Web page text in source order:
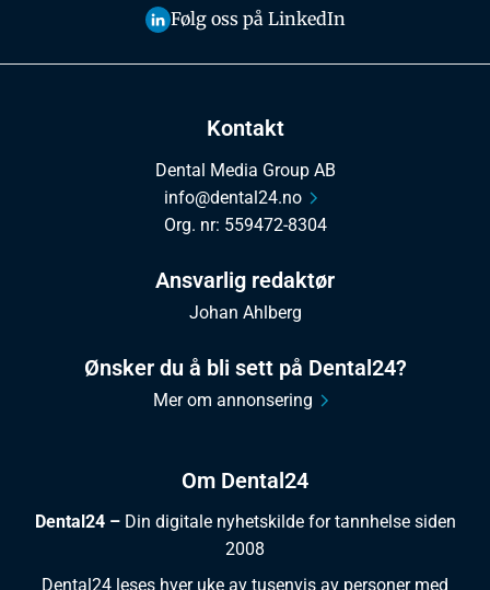
Om Dental24
Dental24 – Din digitale nyhetskilde for tannhelse siden
2008
Dental24 leses hver uke av tusenvis av personer med
Kontakt
Dental Media Group AB
info@dental24.no
Org. nr: 559472-8304
Ansvarlig redaktør
Johan Ahlberg
Ønsker du å bli sett på Dental24?
Mer om annonsering
Følg oss på LinkedIn